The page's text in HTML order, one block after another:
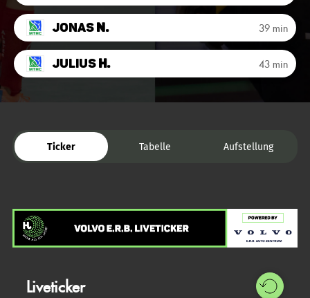
JonasN. 39 min
JuliusH. 43 min
Ticker Tabelle Aufstellung
Liveticker